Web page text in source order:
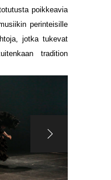
poikkeavia
perinteisille
jotka tukevat
tradition